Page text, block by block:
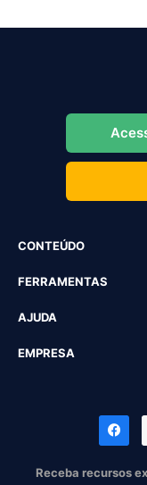
CONTEÚDO
FERRAMENTAS
AJUDA
EMPRESA
Receba recursos